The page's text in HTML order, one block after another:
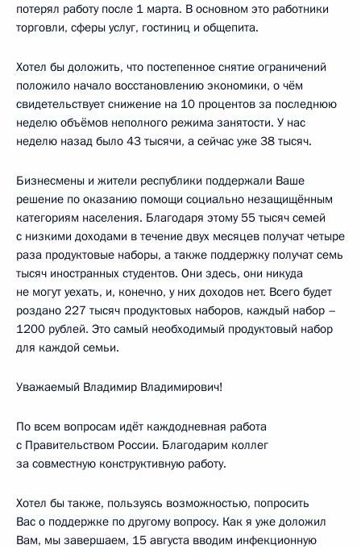
потерял работу после 1 марта. В основном это работники
торговли, сферы услуг, гостиниц и общепита.
Хотел бы доложить, что постепенное снятие ограничений
положило начало восстановлению экономики, о чём
свидетельствует снижение на 10 процентов за последнюю
неделю объёмов неполного режима занятости. У нас
неделю назад было 43 тысячи, а сейчас уже 38 тысяч.
Бизнесмены и жители республики поддержали Ваше
решение по оказанию помощи социально незащищённым
категориям населения. Благодаря этому 55 тысяч семей
с низкими доходами в течение двух месяцев получат четыре
раза продуктовые наборы, а также поддержку получат семь
тысяч иностранных студентов. Они здесь, они никуда
не могут уехать, и, конечно, у них доходов нет. Всего будет
роздано 227 тысяч продуктовых наборов, каждый набор –
1200 рублей. Это самый необходимый продуктовый набор
для каждой семьи.
Уважаемый Владимир Владимирович!
По всем вопросам идёт каждодневная работа
с Правительством России. Благодарим коллег
за совместную конструктивную работу.
Хотел бы также, пользуясь возможностью, попросить
Вас о поддержке по другому вопросу. Как я уже доложил
Вам, мы завершаем, 15 августа вводим инфекционную